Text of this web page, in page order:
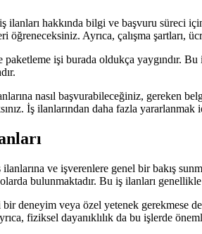
hakkında bilgi ve başvuru süreci
öğreneceksiniz. Ayrıca, çalışma şartları,
işi burada oldukça yaygındır.
nasıl başvurabileceğiniz, gereken
İş ilanlarından daha fazla
ve işverenlere genel bir bakış
bulunmaktadır. Bu iş ilanları
deneyim veya özel yetenek gerekmese
fiziksel dayanıklılık da bu işlerde